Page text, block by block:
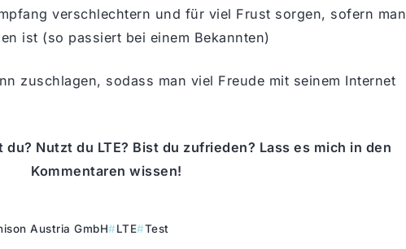
verschlechtern und für viel Frust sorgen, sofern man
ist (so passiert bei einem Bekannten)
zuschlagen, sodass man viel Freude mit seinem Internet
Nutzt du LTE? Bist du zufrieden? Lass es mich in den
Kommentaren wissen!
Austria GmbH LTE Test